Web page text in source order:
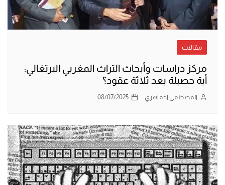
مقالات
مركز دراسات وأبحاث التراث المغربي البرتغالي:
أية حصيلة بعد ثلاثة عقود؟
المصطفى اجماهري 08/07/2025